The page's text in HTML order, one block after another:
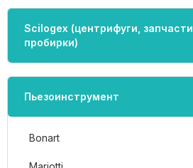
Scilogex (центрифуги, запчасти,
пробирки)
Пьезоинструмент
Bonart